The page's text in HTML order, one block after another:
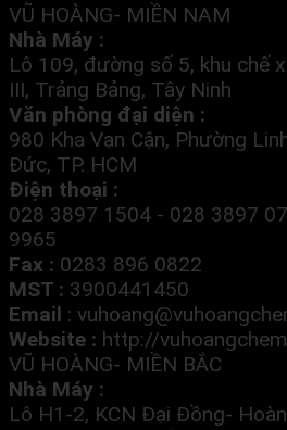
VŨ HOÀNG- MIỀN NAM
Nhà Máy :
Lô 109, đường số 5, khu chế
III, Trảng Bảng, Tây Ninh
Văn phòng đại diện :
980 Kha Vạn Cận, Phường
Đức, TP. HCM
Điện thoại :
028 3897 1504 - 028 3897
9965
Fax : 0283 896 0822
MST : 3900441450
Email :
Website : http://
VŨ HOÀNG- MIỀN BẮC
Nhà Máy :
Lô H1-2, KCN Đại Đồng-